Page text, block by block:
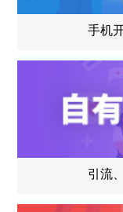
手机
引流